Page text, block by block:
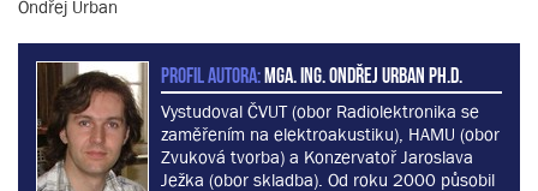
Ondřej Urban
PROFIL AUTORA:MgA. Ing. Ondřej Urban Ph.D.
Vystudoval ČVUT (obor Radiolektronika se
zaměřením na elektroakustiku), HAMU (obor
Zvuková tvorba) a Konzervatoř Jaroslava
Ježka (obor skladba). Od roku 2000 působil